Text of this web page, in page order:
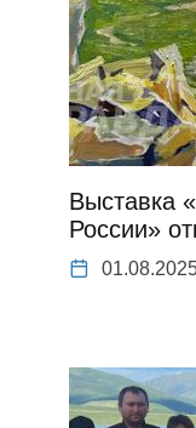
Выставка
России»